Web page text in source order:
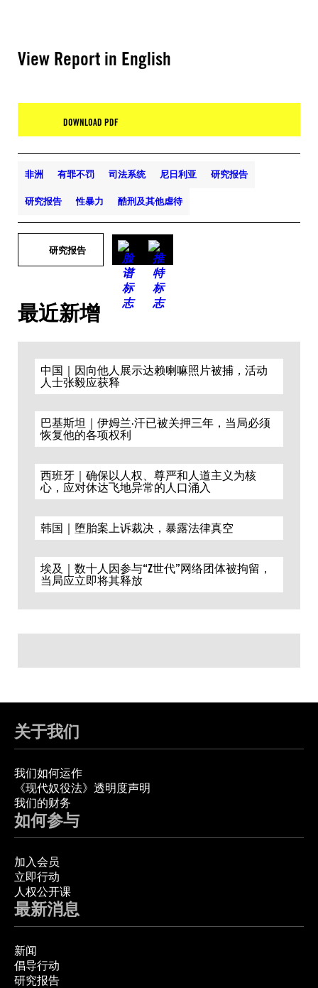
View Report in English
DOWNLOAD PDF
非洲 有罪不罚 司法系统 尼日利亚 研究报告
研究报告 性暴力 酷刑及其他虐待
研究报告
最近新增
中国｜因向他人展示达赖喇嘛照片被捕，活动
人士张毅应获释
巴基斯坦｜伊姆兰·汗已被关押三年，当局必须
恢复他的各项权利
西班牙｜确保以人权、尊严和人道主义为核
心，应对休达飞地异常的人口涌入
韩国｜堕胎案上诉裁决，暴露法律真空
埃及｜数十人因参与“Z世代”网络团体被拘留，
当局应立即将其释放
关于我们
我们如何运作
《现代奴役法》透明度声明
我们的财务
如何参与
加入会员
立即行动
人权公开课
最新消息
新闻
倡导行动
研究报告